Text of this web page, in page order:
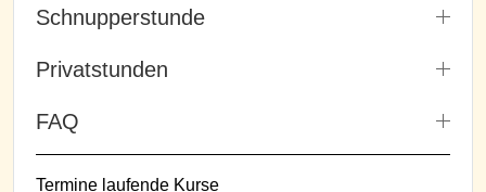
Schnupperstunde
Privatstunden
FAQ
Termine laufende Kurse